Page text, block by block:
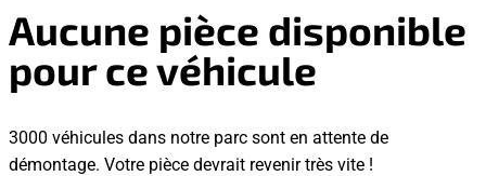
Aucune pièce disponible
pour ce véhicule
3000 véhicules dans notre parc sont en attente de
démontage. Votre pièce devrait revenir très vite !